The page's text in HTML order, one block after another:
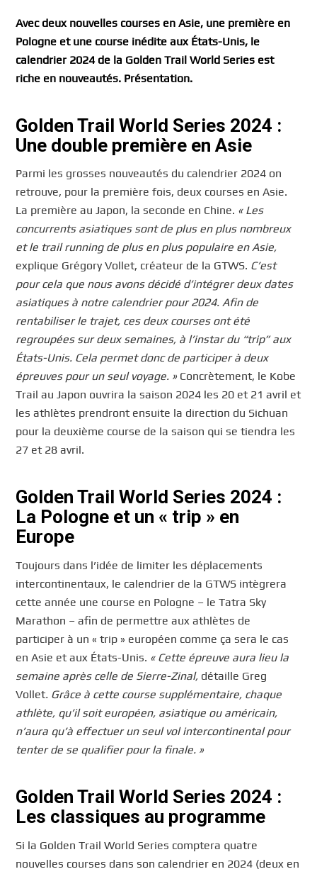
Avec deux nouvelles courses en Asie, une première en
Pologne et une course inédite aux États-Unis, le
calendrier 2024 de la Golden Trail World Series est
riche en nouveautés. Présentation.
Golden Trail World Series 2024 :
Une double première en Asie
Parmi les grosses nouveautés du calendrier 2024 on
retrouve, pour la première fois, deux courses en Asie.
La première au Japon, la seconde en Chine. « Les
concurrents asiatiques sont de plus en plus nombreux
et le trail running de plus en plus populaire en Asie,
explique Grégory Vollet, créateur de la GTWS. C’est
pour cela que nous avons décidé d’intégrer deux dates
asiatiques à notre calendrier pour 2024. Afin de
rentabiliser le trajet, ces deux courses ont été
regroupées sur deux semaines, à l’instar du “trip” aux
États-Unis. Cela permet donc de participer à deux
épreuves pour un seul voyage. » Concrètement, le Kobe
Trail au Japon ouvrira la saison 2024 les 20 et 21 avril et
les athlètes prendront ensuite la direction du Sichuan
pour la deuxième course de la saison qui se tiendra les
27 et 28 avril.
Golden Trail World Series 2024 :
La Pologne et un « trip » en
Europe
Toujours dans l’idée de limiter les déplacements
intercontinentaux, le calendrier de la GTWS intègrera
cette année une course en Pologne – le Tatra Sky
Marathon – afin de permettre aux athlètes de
participer à un « trip » européen comme ça sera le cas
en Asie et aux États-Unis. « Cette épreuve aura lieu la
semaine après celle de Sierre-Zinal, détaille Greg
Vollet. Grâce à cette course supplémentaire, chaque
athlète, qu’il soit européen, asiatique ou américain,
n’aura qu’à effectuer un seul vol intercontinental pour
tenter de se qualifier pour la finale. »
Golden Trail World Series 2024 :
Les classiques au programme
Si la Golden Trail World Series comptera quatre
nouvelles courses dans son calendrier en 2024 (deux en